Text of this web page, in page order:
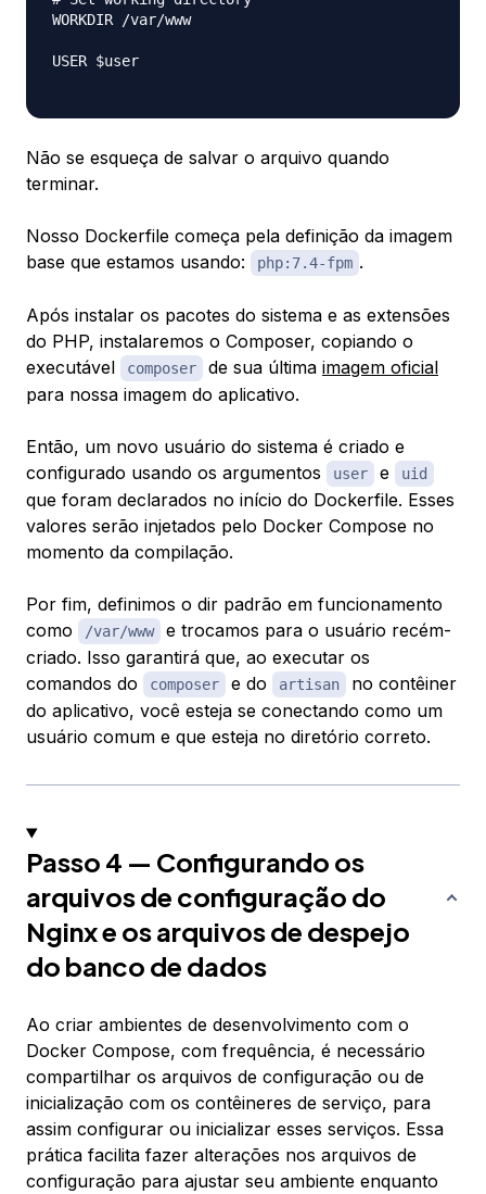
WORKDIR /var/www
USER $user
Não se esqueça de salvar o arquivo quando
terminar.
Nosso Dockerfile começa pela definição da imagem
base que estamos usando:
php:7.4-fpm .
Após instalar os pacotes do sistema e as extensões
do PHP, instalaremos o Composer, copiando o
executável
composer de sua última imagem oficial
para nossa imagem do aplicativo.
Então, um novo usuário do sistema é criado e
configurado usando os argumentos
user e uid
que foram declarados no início do Dockerfile. Esses
valores serão injetados pelo Docker Compose no
momento da compilação.
Por fim, definimos o dir padrão em funcionamento
como
/var/www
e trocamos para o usuário recém-
criado. Isso garantirá que, ao executar os
comandos do
composer e do artisan
no contêiner
do aplicativo, você esteja se conectando como um
usuário comum e que esteja no diretório correto.
Passo 4 — Configurando os
arquivos de configuração do
Nginx e os arquivos de despejo
do banco de dados
Ao criar ambientes de desenvolvimento com o
Docker Compose, com frequência, é necessário
compartilhar os arquivos de configuração ou de
inicialização com os contêineres de serviço, para
assim configurar ou inicializar esses serviços. Essa
prática facilita fazer alterações nos arquivos de
configuração para ajustar seu ambiente enquanto